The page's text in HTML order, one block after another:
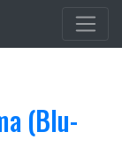
(Blu-